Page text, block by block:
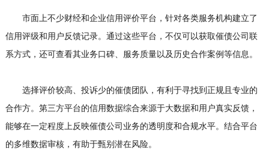
市面上不少财经和企业信用评价平台，针对各类服务机构建立了
信用评级和用户反馈记录。通过这些平台，不仅可以获取催债公司联
系方式，还可查看其业务口碑、服务质量以及历史合作案例等信息。
选择评价较高、投诉少的催债团队，有利于寻找到正规且专业的
合作方。第三方平台的信用数据综合来源于大数据和用户真实反馈，
能够在一定程度上反映催债公司业务的透明度和合规水平。结合平台
的多维数据审核，有助于甄别潜在风险。